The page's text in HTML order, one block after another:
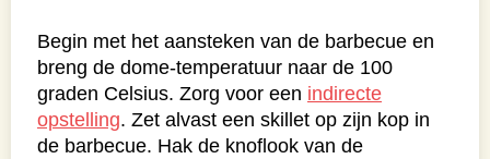
Begin met het aansteken van de barbecue en
breng de dome-temperatuur naar de 100
graden Celsius. Zorg voor een indirecte
opstelling. Zet alvast een skillet op zijn kop in
de barbecue. Hak de knoflook van de